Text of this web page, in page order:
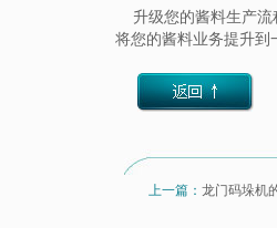
升级您的酱料生产流
将您的酱料业务提升到
上一篇： 龙门码垛机